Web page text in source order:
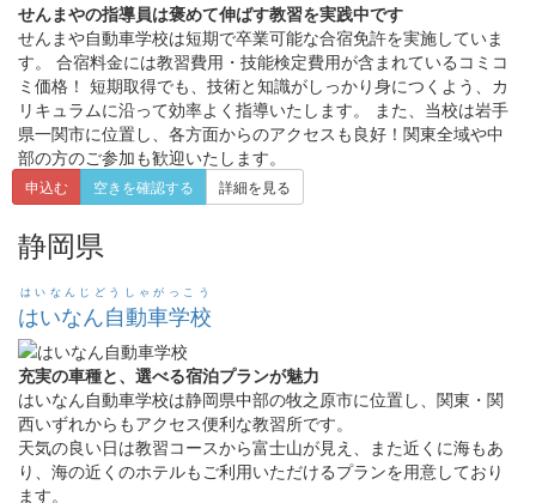
せんまやの指導員は褒めて伸ばす教習を実践中です
せんまや自動車学校は短期で卒業可能な合宿免許を実施していま
す。 合宿料金には教習費用・技能検定費用が含まれているコミコ
ミ価格！ 短期取得でも、技術と知識がしっかり身につくよう、カ
リキュラムに沿って効率よく指導いたします。 また、当校は岩手
県一関市に位置し、各方面からのアクセスも良好！関東全域や中
部の方のご参加も歓迎いたします。
申込む 空きを確認する 詳細を見る
静岡県
はいなん自動車学校
はいなんじどうしゃがっこう
充実の車種と、選べる宿泊プランが魅力
はいなん自動車学校は静岡県中部の牧之原市に位置し、関東・関
西いずれからもアクセス便利な教習所です。
天気の良い日は教習コースから富士山が見え、また近くに海もあ
り、海の近くのホテルもご利用いただけるプランを用意しており
ます。